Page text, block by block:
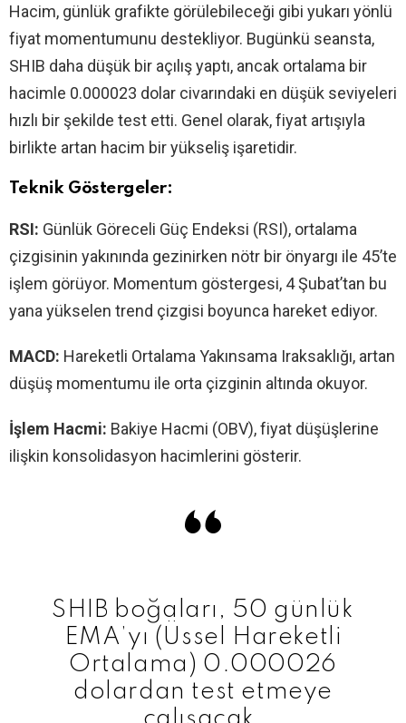
Hacim, günlük grafikte görülebileceği gibi yukarı yönlü
fiyat momentumunu destekliyor. Bugünkü seansta,
SHIB daha düşük bir açılış yaptı, ancak ortalama bir
hacimle 0.000023 dolar civarındaki en düşük seviyeleri
hızlı bir şekilde test etti. Genel olarak, fiyat artışıyla
birlikte artan hacim bir yükseliş işaretidir.
Teknik Göstergeler:
RSI: Günlük Göreceli Güç Endeksi (RSI), ortalama
çizgisinin yakınında gezinirken nötr bir önyargı ile 45’te
işlem görüyor. Momentum göstergesi, 4 Şubat’tan bu
yana yükselen trend çizgisi boyunca hareket ediyor.
MACD: Hareketli Ortalama Yakınsama Iraksaklığı, artan
düşüş momentumu ile orta çizginin altında okuyor.
İşlem Hacmi: Bakiye Hacmi (OBV), fiyat düşüşlerine
ilişkin konsolidasyon hacimlerini gösterir.
SHIB boğaları, 50 günlük
EMA’yı (Üssel Hareketli
Ortalama) 0.000026
dolardan test etmeye